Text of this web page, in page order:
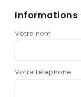
Informations
Votre nom
Votre téléphone